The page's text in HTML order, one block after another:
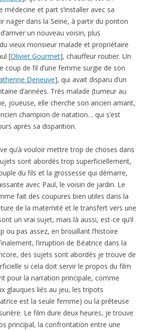
médecine et part s’installer avec sa
nager dans la Seine, à partir du ponton
un nouveau voisin, plus
vieux monsieur malade et propriétaire
[Olivier Gourmet], chauffeur routier. Un
coup de fil d’une femme surgie de son
Deneuve], qui avait disparu d’un
d’années. Très malade (tumeur au
joueuse, elle cherche son ancien amant,
champion de natation… qui s’est
après sa disparition.
qu’à vouloir mettre trop de choses dans
sont abordés trop superficiellement,
du fils et la grossesse qui démarre,
avec Paul, le voisin de jardin. Le
fait des coupures bien utiles dans la
de la maternité et le transfert vers une
un vrai sujet, mais là aussi, est-ce qu’il
ou pas assez, en brouillant l’histoire
l’irruption de Béatrice dans la
des sujets sont abordés je trouve de
si cela doit servir le propos du film
pour la narration principale, comme
glauques liés au jeu, les tripots
est la seule femme) ou la prêteuse
Le film dure deux heures, je trouve
principal, la confrontation entre une